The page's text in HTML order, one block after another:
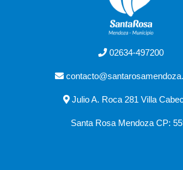
02634-497200
Julio A. Roca 281 Villa
Santa Rosa Mendoza CP: